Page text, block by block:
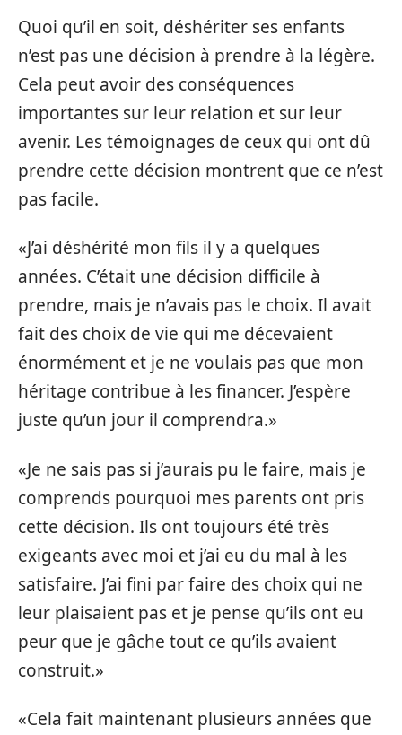
Quoi qu’il en soit, déshériter ses enfants
n’est pas une décision à prendre à la légère.
Cela peut avoir des conséquences
importantes sur leur relation et sur leur
avenir. Les témoignages de ceux qui ont dû
prendre cette décision montrent que ce n’est
pas facile.
«J’ai déshérité mon fils il y a quelques
années. C’était une décision difficile à
prendre, mais je n’avais pas le choix. Il avait
fait des choix de vie qui me décevaient
énormément et je ne voulais pas que mon
héritage contribue à les financer. J’espère
juste qu’un jour il comprendra.»
«Je ne sais pas si j’aurais pu le faire, mais je
comprends pourquoi mes parents ont pris
cette décision. Ils ont toujours été très
exigeants avec moi et j’ai eu du mal à les
satisfaire. J’ai fini par faire des choix qui ne
leur plaisaient pas et je pense qu’ils ont eu
peur que je gâche tout ce qu’ils avaient
construit.»
«Cela fait maintenant plusieurs années que